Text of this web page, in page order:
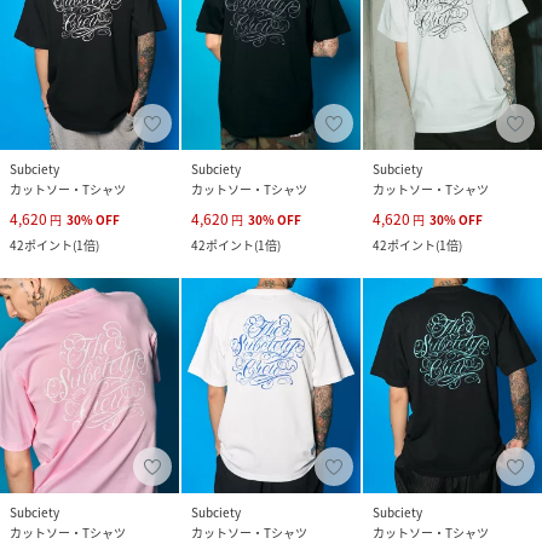
Subciety
カットソー・Tシャツ
4,620 円 30%OFF
42ポイント(1倍)
Subciety
カットソー・Tシャツ
4,620 円 30%OFF
42ポイント(1倍)
Subciety
カットソー・Tシャツ
4,620 円 30%OFF
42ポイント(1倍)
Subciety
カットソー・Tシャツ
Subciety
カットソー・Tシャツ
Subciety
カットソー・Tシャツ